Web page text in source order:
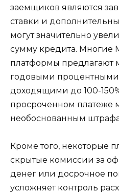
заемщиков являются
ставки и
могут значительно
сумму кредита.
платформы предлагают
годовыми процентными
доходящими до 100-
просроченном платеже
необоснованным
Кроме того, некоторые
скрытые комиссии за
денег или досрочное
усложняет контроль